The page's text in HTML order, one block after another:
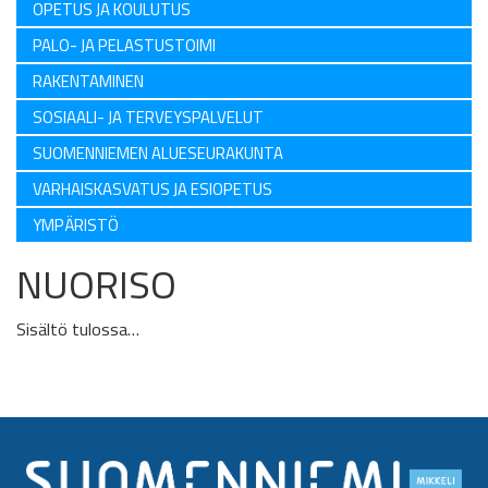
OPETUS JA KOULUTUS
PALO- JA PELASTUSTOIMI
RAKENTAMINEN
SOSIAALI- JA TERVEYSPALVELUT
SUOMENNIEMEN ALUESEURAKUNTA
VARHAISKASVATUS JA ESIOPETUS
YMPÄRISTÖ
NUORISO
Sisältö tulossa…